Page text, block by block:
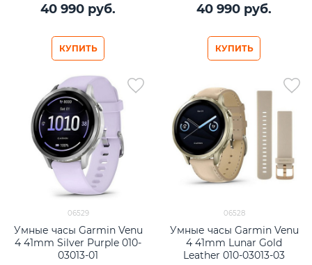
40 990 руб.
КУПИТЬ
40 990 руб.
КУПИТЬ
06529
Умные часы Garmin Venu
4 41mm Silver Purple 010-
03013-01
06528
Умные часы Garmin Venu
4 41mm Lunar Gold
Leather 010-03013-03